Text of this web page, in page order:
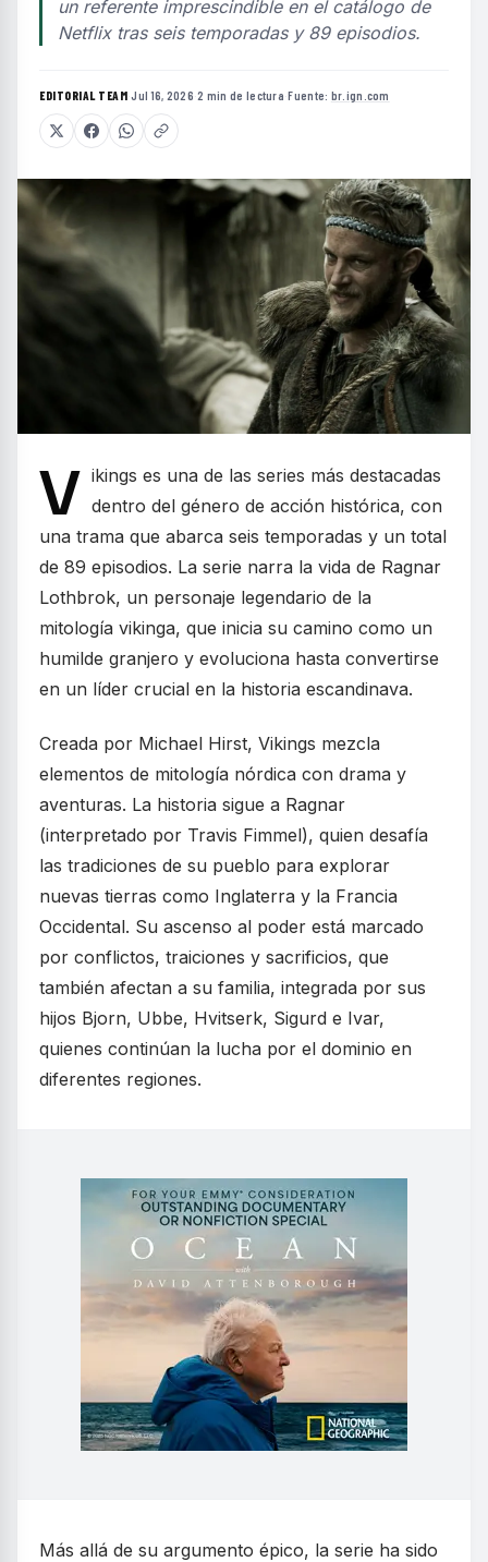
un referente imprescindible en el catálogo de
Netflix tras seis temporadas y 89 episodios.
EDITORIAL TEAM·Jul 16, 2026·2 min de lectura·Fuente: br.ign.com
V ikings es una de las series más destacadas
dentro del género de acción histórica, con
una trama que abarca seis temporadas y un total
de 89 episodios. La serie narra la vida de Ragnar
Lothbrok, un personaje legendario de la
mitología vikinga, que inicia su camino como un
humilde granjero y evoluciona hasta convertirse
en un líder crucial en la historia escandinava.
Creada por Michael Hirst, Vikings mezcla
elementos de mitología nórdica con drama y
aventuras. La historia sigue a Ragnar
(interpretado por Travis Fimmel), quien desafía
las tradiciones de su pueblo para explorar
nuevas tierras como Inglaterra y la Francia
Occidental. Su ascenso al poder está marcado
por conflictos, traiciones y sacrificios, que
también afectan a su familia, integrada por sus
hijos Bjorn, Ubbe, Hvitserk, Sigurd e Ivar,
quienes continúan la lucha por el dominio en
diferentes regiones.
Más allá de su argumento épico, la serie ha sido